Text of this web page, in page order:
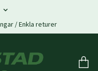
/ Enkla returer